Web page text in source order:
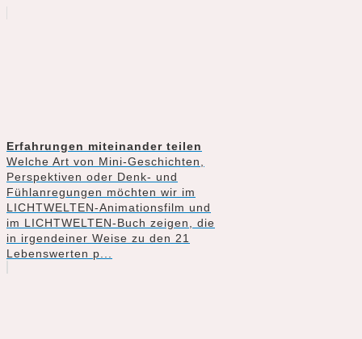
Erfahrungen miteinander teilen
Welche Art von Mini-Geschichten,
Perspektiven oder Denk- und
Fühlanregungen möchten wir im
LICHTWELTEN-Animationsfilm und
im LICHTWELTEN-Buch zeigen, die
in irgendeiner Weise zu den 21
Lebenswerten p...